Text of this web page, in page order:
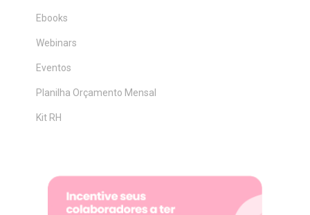
Ebooks
Webinars
Eventos
Planilha Orçamento Mensal
Kit RH